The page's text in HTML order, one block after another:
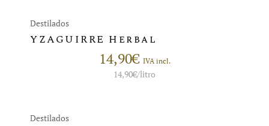
Destilados
YZAGUIRRE Herbal
14,90€ IVA incl.
14,90€/litro
Destilados